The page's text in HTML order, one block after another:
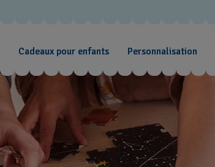
Cadeaux pour enfants Personnalisation